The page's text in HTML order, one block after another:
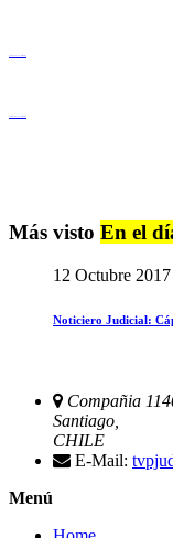
Más visto En el
12 Octubre 2017
Noticiero Judicial:
Compañia
Santiago,
CHILE
E-Mail:
Menú